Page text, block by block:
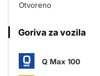
Otvoreno
Goriva za vozila
Q Max 100